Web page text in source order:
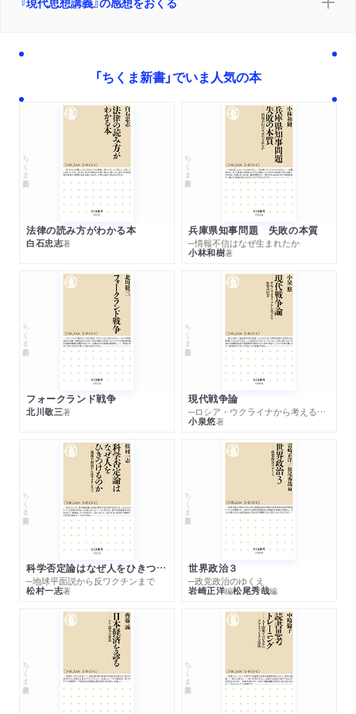
「ちくま新書」でいま人気の本
ちくま新書
法律の読み方がわかる本
白石忠志著
ちくま新書
兵庫県知事問題 失敗の本質
─情報不信はなぜ生まれたか
小林和樹著
ちくま新書
フォークランド戦争
北川敬三著
ちくま新書
現代戦争論
─ロシア・ウクライナから考える世界の行方
小泉悠著
ちくま新書
科学否定論はなぜ人をひきつけるのか
─地球平面説から反ワクチンまで
松村一志著
ちくま新書
世界政治３
─政党政治のゆくえ
岩崎正洋編松尾秀哉編
ちくま新書 ちくま新書